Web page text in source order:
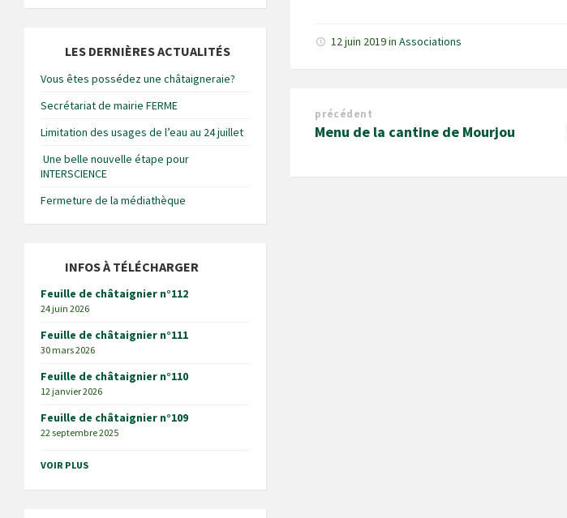
12 juin 2019inAssociations
précédent
Menu de la cantine de Mourjou
LES DERNIÈRES ACTUALITÉS
Vous êtes possédez une châtaigneraie?
Secrétariat de mairie FERME
Limitation des usages de l’eau au 24 juillet
Une belle nouvelle étape pour
INTERSCIENCE
Fermeture de la médiathèque
INFOS À TÉLÉCHARGER
Feuille de châtaignier n°112
24 juin 2026
Feuille de châtaignier n°111
30 mars 2026
Feuille de châtaignier n°110
12 janvier 2026
Feuille de châtaignier n°109
22 septembre 2025
VOIR PLUS